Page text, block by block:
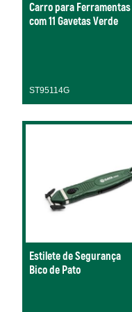
Carro para Ferramentas
com 11 Gavetas Verde
ST95114G
Estilete de Segurança
Bico de Pato